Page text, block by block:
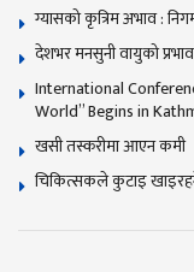
ग्यासको कृत्रिम अभाव : निगम,
देशभर मनसुनी वायुको प्रभाव
International
World” Begins in
खसी तस्करीमा आएन कमी
चिकित्सकले कुटाइ